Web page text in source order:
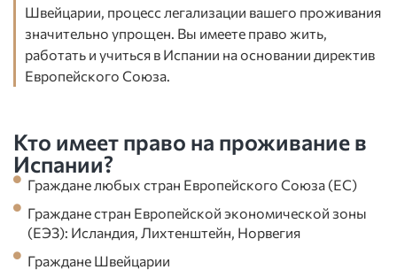
Швейцарии, процесс легализации вашего проживания
значительно упрощен. Вы имеете право жить,
работать и учиться в Испании на основании директив
Европейского Союза.
Кто имеет право на проживание в
Испании?
Граждане любых стран Европейского Союза (ЕС)
Граждане стран Европейской экономической зоны
(ЕЭЗ): Исландия, Лихтенштейн, Норвегия
Граждане Швейцарии